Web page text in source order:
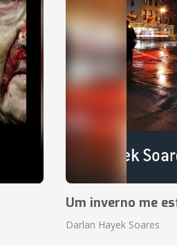
Um inverno me
Darlan Hayek Soares